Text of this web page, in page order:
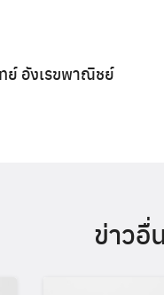
ย์ อังเรขพาณิชย์
ข่าวอื่